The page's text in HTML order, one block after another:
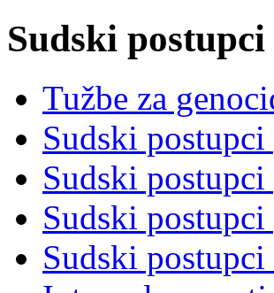
Sudski postupci
Tužbe za
Sudski
Sudski
Sudski
Sudski